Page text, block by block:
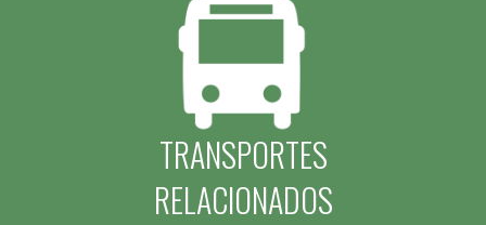
TRANSPORTES
RELACIONADOS